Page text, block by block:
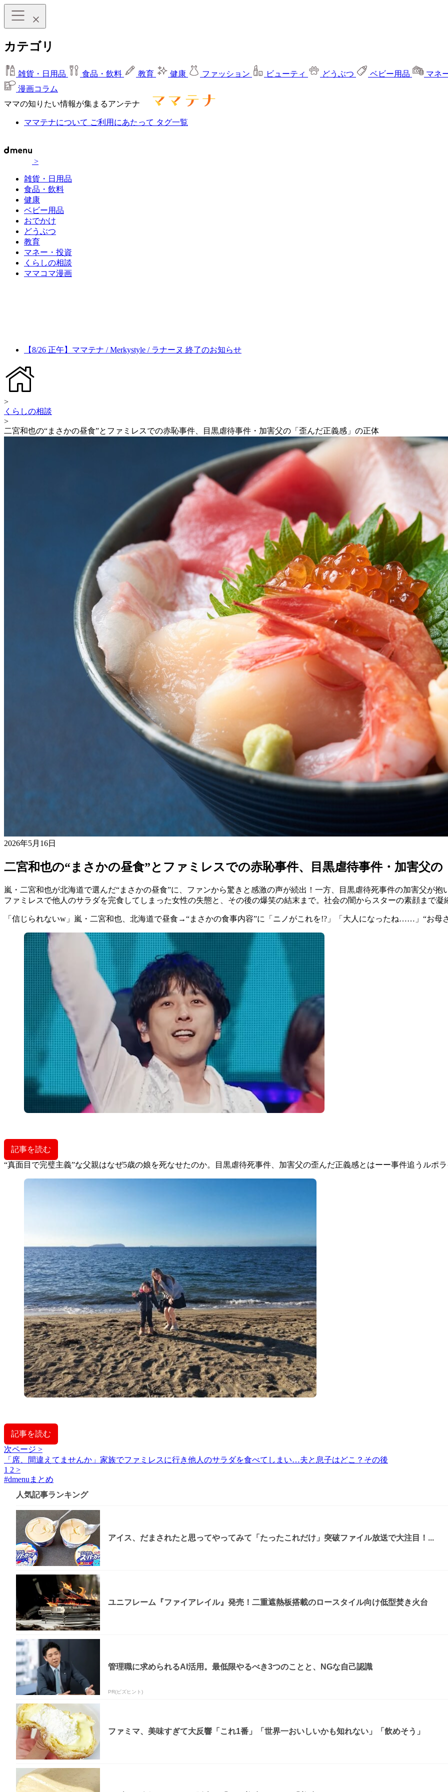
カテゴリ
雑貨・日用品 食品・飲料 教育 健康 ファッション ビューティ どうぶつ ベビー用品 マネ
漫画コラム
ママの知りたい情報が集まるアンテナ
ママテナについて ご利用にあたって タグ一覧
>
雑貨・日用品
食品・飲料
健康
ベビー用品
おでかけ
どうぶつ
教育
マネー・投資
くらしの相談
ママコマ漫画
【8/26 正午】ママテナ / Merkystyle / ラナーヌ 終了のお知らせ
>
くらしの相談
>
二宮和也の“まさかの昼食”とファミレスでの赤恥事件、目黒虐待事件・加害父の「歪んだ正義感」の正体
2026年5月16日
二宮和也の“まさかの昼食”とファミレスでの赤恥事件、目黒虐待事件・加害父
嵐・二宮和也が北海道で選んだ“まさかの昼食”に、ファンから驚きと感激の声が続出！一方、目黒虐待死事件の加害父が抱
ファミレスで他人のサラダを完食してしまった女性の失態と、その後の爆笑の結末まで。社会の闇からスターの素顔まで凝
「信じられないw」嵐・二宮和也、北海道で昼食→“まさかの食事内容”に「ニノがこれを!?」「大人になったね……」“お母
記事を読む
“真面目で完璧主義”な父親はなぜ5歳の娘を死なせたのか。目黒虐待死事件、加害父の歪んだ正義感とはーー事件追うルポ
記事を読む
次ページ >
「席、間違えてませんか」家族でファミレスに行き他人のサラダを食べてしまい…夫と息子はどこ？その後
1 2 >
#dmenuまとめ
人気記事ランキング
アイス、だまされたと思ってやってみて「たったこれだけ」突破ファイル放送で大注目！...
ユニフレーム『ファイアレイル』発売！二重遮熱板搭載のロースタイル向け低型焚き火台
管理職に求められるAI活用。最低限やるべき3つのことと、NGな自己認識
PR(ビズヒント)
ファミマ、美味すぎて大反響「これ1番」「世界一おいしいかも知れない」「飲めそう」